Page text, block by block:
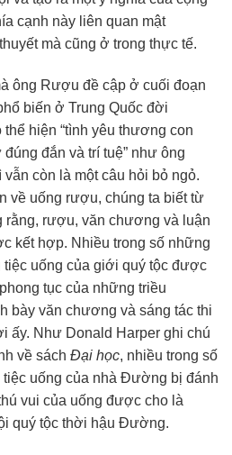
cạnh này liên quan mật
mà cũng ở trong thực tế.
ông Rượu đề cập ở cuối đoạn
biến ở Trung Quốc đời
thể hiện “tình yêu thương con
đúng đắn và trí tuệ” như ông
vẫn còn là một câu hỏi bỏ ngỏ.
về uống rượu, chúng ta biết từ
rằng, rượu, văn chương và luận
kết hợp. Nhiều trong số những
uống của giới quý tộc được
tục của những triều
bày văn chương và sáng tác thi
ấy. Như Donald Harper ghi chú
về sách Đại học, nhiều trong số
uống của nhà Đường bị đánh
vui của uống được cho là
quý tộc thời hậu Đường.